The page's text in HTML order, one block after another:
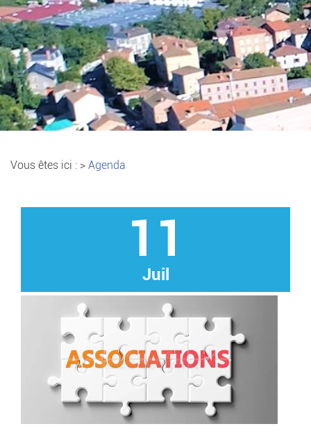
Vous êtes ici : > Agenda
11
Juil